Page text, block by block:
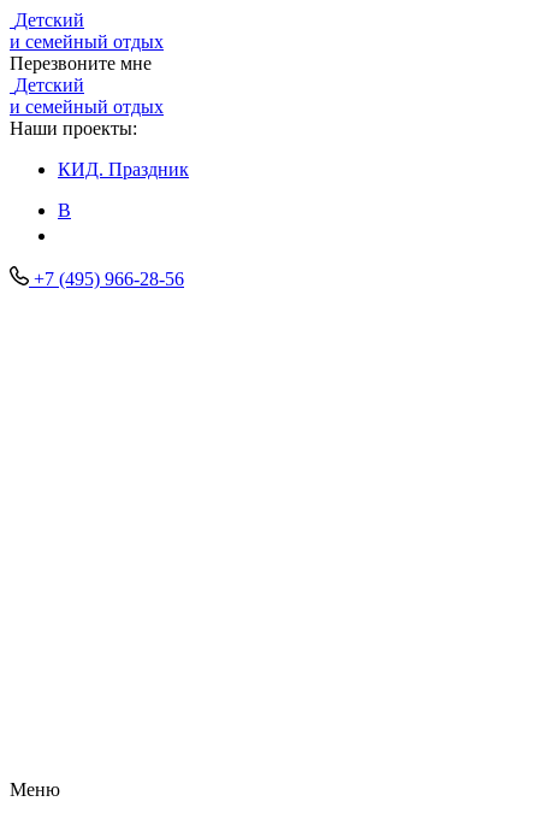
Детский
и семейный отдых
Перезвоните мне
Детский
и семейный отдых
Наши проекты:
КИД. Праздник
В
+7 (495) 966-28-56
Меню